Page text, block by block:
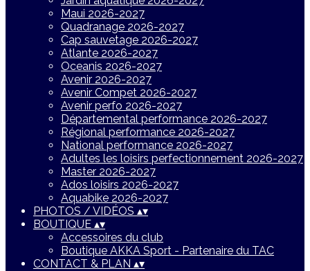
Maui 2026-2027
Quadranage 2026-2027
Cap sauvetage 2026-2027
Atlante 2026-2027
Oceanis 2026-2027
Avenir 2026-2027
Avenir Compet 2026-2027
Avenir perfo 2026-2027
Départemental performance 2026-2027
Régional performance 2026-2027
National performance 2026-2027
Adultes les loisirs perfectionnement 2026-2027
Master 2026-2027
Ados loisirs 2026-2027
Aquabike 2026-2027
PHOTOS / VIDÉOS ▴▾
BOUTIQUE ▴▾
Accessoires du club
Boutique AKKA Sport - Partenaire du TAC
CONTACT & PLAN ▴▾